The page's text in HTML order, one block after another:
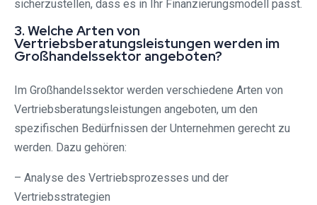
sicherzustellen, dass es in Ihr Finanzierungsmodell passt.
3. Welche Arten von
Vertriebsberatungsleistungen werden im
Großhandelssektor angeboten?
Im Großhandelssektor werden verschiedene Arten von
Vertriebsberatungsleistungen angeboten, um den
spezifischen Bedürfnissen der Unternehmen gerecht zu
werden. Dazu gehören:
– Analyse des Vertriebsprozesses und der
Vertriebsstrategien